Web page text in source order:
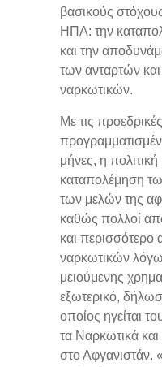
βασικούς
ΗΠΑ: την
και την
των ανταρτών
ναρκωτικών.
Με τις
μήνες, η
καταπολέμηση
των μελών της
καθώς πολλοί
και
ναρκωτικών
μειούμενης
εξωτερικό,
οποίος ηγείται
τα Ναρκωτικά
στο Αφγανιστάν.